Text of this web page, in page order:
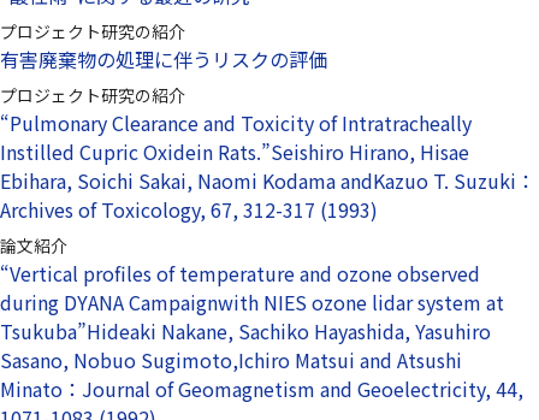
プロジェクト研究の紹介
有害廃棄物の処理に伴うリスクの評価
プロジェクト研究の紹介
“Pulmonary Clearance and Toxicity of Intratracheally
Instilled Cupric Oxidein Rats.”Seishiro Hirano, Hisae
Ebihara, Soichi Sakai, Naomi Kodama andKazuo T. Suzuki：
Archives of Toxicology, 67, 312-317 (1993)
論文紹介
“Vertical profiles of temperature and ozone observed
during DYANA Campaignwith NIES ozone lidar system at
Tsukuba”Hideaki Nakane, Sachiko Hayashida, Yasuhiro
Sasano, Nobuo Sugimoto,Ichiro Matsui and Atsushi
Minato：Journal of Geomagnetism and Geoelectricity, 44,